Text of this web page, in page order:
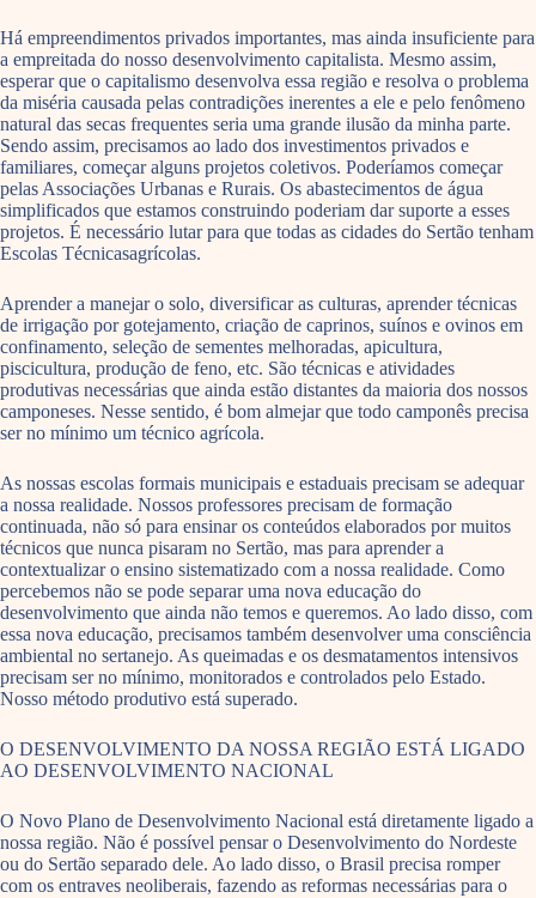
Há empreendimentos privados importantes, mas ainda insuficiente para
a empreitada do nosso desenvolvimento capitalista. Mesmo assim,
esperar que o capitalismo desenvolva essa região e resolva o problema
da miséria causada pelas contradições inerentes a ele e pelo fenômeno
natural das secas frequentes seria uma grande ilusão da minha parte.
Sendo assim, precisamos ao lado dos investimentos privados e
familiares, começar alguns projetos coletivos. Poderíamos começar
pelas Associações Urbanas e Rurais. Os abastecimentos de água
simplificados que estamos construindo poderiam dar suporte a esses
projetos. É necessário lutar para que todas as cidades do Sertão tenham
Escolas Técnicasagrícolas.
Aprender a manejar o solo, diversificar as culturas, aprender técnicas
de irrigação por gotejamento, criação de caprinos, suínos e ovinos em
confinamento, seleção de sementes melhoradas, apicultura,
piscicultura, produção de feno, etc. São técnicas e atividades
produtivas necessárias que ainda estão distantes da maioria dos nossos
camponeses. Nesse sentido, é bom almejar que todo camponês precisa
ser no mínimo um técnico agrícola.
As nossas escolas formais municipais e estaduais precisam se adequar
a nossa realidade. Nossos professores precisam de formação
continuada, não só para ensinar os conteúdos elaborados por muitos
técnicos que nunca pisaram no Sertão, mas para aprender a
contextualizar o ensino sistematizado com a nossa realidade. Como
percebemos não se pode separar uma nova educação do
desenvolvimento que ainda não temos e queremos. Ao lado disso, com
essa nova educação, precisamos também desenvolver uma consciência
ambiental no sertanejo. As queimadas e os desmatamentos intensivos
precisam ser no mínimo, monitorados e controlados pelo Estado.
Nosso método produtivo está superado.
O DESENVOLVIMENTO DA NOSSA REGIÃO ESTÁ LIGADO
AO DESENVOLVIMENTO NACIONAL
O Novo Plano de Desenvolvimento Nacional está diretamente ligado a
nossa região. Não é possível pensar o Desenvolvimento do Nordeste
ou do Sertão separado dele. Ao lado disso, o Brasil precisa romper
com os entraves neoliberais, fazendo as reformas necessárias para o